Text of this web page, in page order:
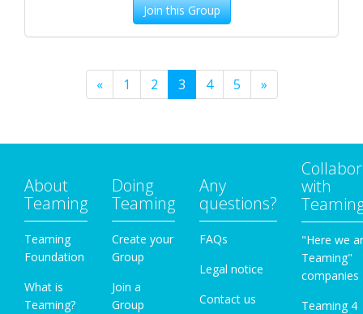
Join this Group
« 1 2 3 4 5 »
About
Teaming
Teaming
Foundation
What is
Teaming?
Doing
Teaming
Create your
Group
Join a
Group
Any
questions?
FAQs
Legal notice
Contact us
with
"Here we
Teaming"
companies
Teaming 4